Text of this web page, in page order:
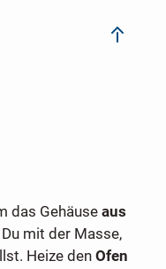
das Gehäuseaus
Du mit der Masse,
Heize den Ofen